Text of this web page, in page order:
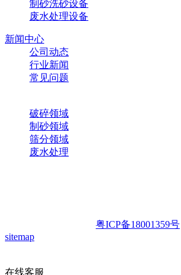
制砂洗砂设备
废水处理设备
新闻中心
公司动态
行业新闻
常见问题
破碎领域
制砂领域
筛分领域
废水处理
粤ICP备18001359号
sitemap
在线客服